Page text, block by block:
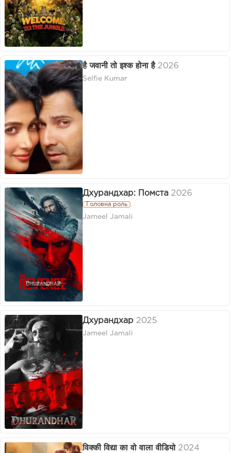
है जवानी तो इश्क होना है 2026
Selfie Kumar
Дхурандхар: Помста 2026
Головна роль
Jameel Jamali
Дхурандхар 2025
Jameel Jamali
विक्की विद्या का वो वाला वीडियो 2024